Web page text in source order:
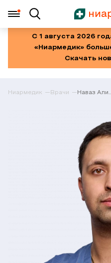
С 1 августа 2026
«Ниармедик»
Скачать
Ниармедик Врачи
Наваз Али